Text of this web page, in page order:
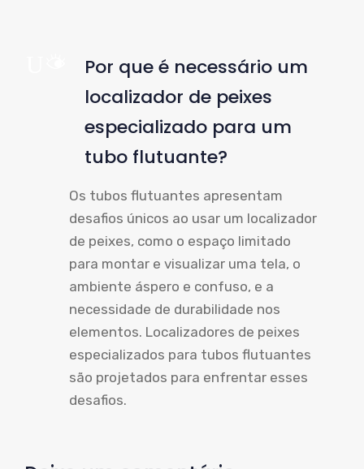
Por que é necessário um
localizador de peixes
especializado para um
tubo flutuante?
Os tubos flutuantes apresentam
desafios únicos ao usar um localizador
de peixes, como o espaço limitado
para montar e visualizar uma tela, o
ambiente áspero e confuso, e a
necessidade de durabilidade nos
elementos. Localizadores de peixes
especializados para tubos flutuantes
são projetados para enfrentar esses
desafios.